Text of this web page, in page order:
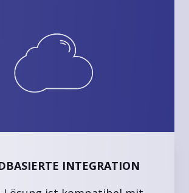
INTEGRATION